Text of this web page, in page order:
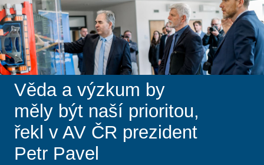
Věda a výzkum by
měly být naší prioritou,
řekl v AV ČR prezident
Petr Pavel